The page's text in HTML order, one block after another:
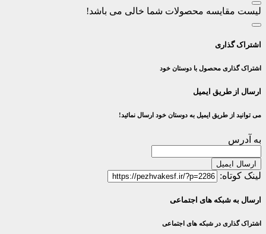
لیست مقایسه محصولات شما خالی می باشد!
اشتراک گذاری
اشتراک گذاری محصول با دوستان خود
ارسال از طریق ایمیل
می توانید از طریق ایمیل به دوستان خود ارسال نمائید!
به آدرس
ارسال ایمیل
لینک کوتاه:
ارسال به شبکه های اجتماعی
اشتراک گذاری در شبکه های اجتماعی